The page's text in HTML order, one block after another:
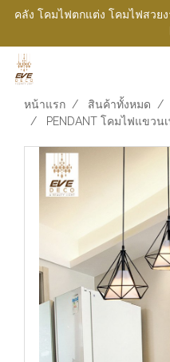
คลัง โคมไฟตกแต่ง โคมไฟสวย
หน้าแรก สินค้าทั้งหมด
PENDANT โคมไฟแขวน